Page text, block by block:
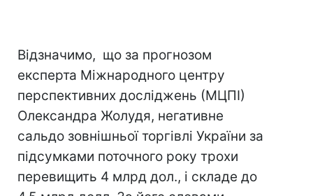
Відзначимо, що за прогнозом
експерта Міжнародного центру
перспективних досліджень (МЦПІ)
Олександра Жолудя, негативне
сальдо зовнішньої торгівлі України за
підсумками поточного року трохи
перевищить 4 млрд дол., і складе до